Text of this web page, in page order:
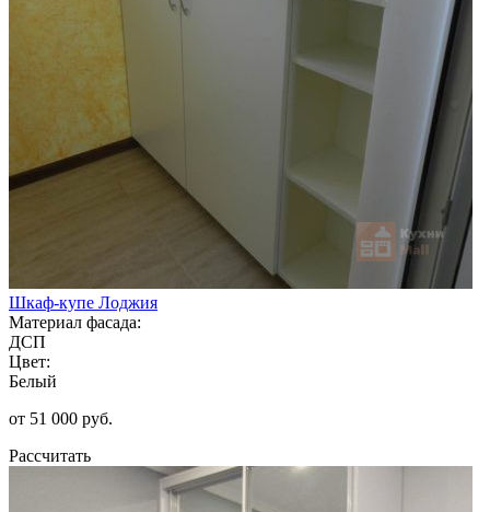
Шкаф-купе Лоджия
Материал фасада:
ДСП
Цвет:
Белый
от 51 000 руб.
Рассчитать